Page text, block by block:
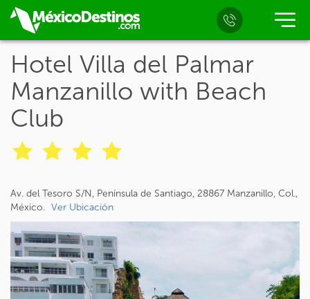
Hotel Villa del Palmar
Manzanillo with Beach
Club
Av. del Tesoro S/N, Península de Santiago, 28867 Manzanillo, Col.,
México. Ver Ubicación